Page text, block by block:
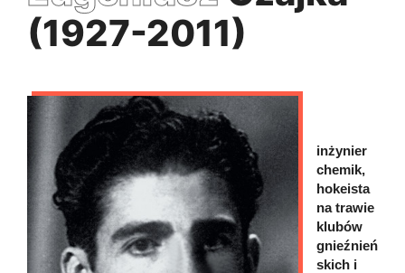
(1927-2011)
inżynier
chemik,
hokeista
na trawie
klubów
gnieźnień
skich i